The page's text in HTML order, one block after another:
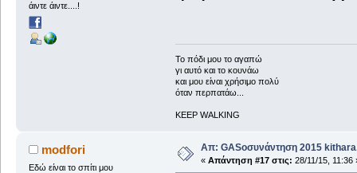
άιντε άιντε....!
To πόδι μου το αγαπώ
γι αυτό και το κουνάω
και μου είναι χρήσιμο πολύ
όταν περπατάω...
KEEP WALKING
modfori
Εδώ είναι το σπίτι μου
Απ: GASοσυνάντηση 2015
« Απάντηση #17 στις: 28/11/15, 11:36